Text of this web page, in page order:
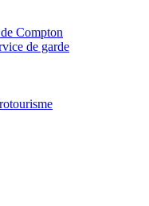
Compton
de garde